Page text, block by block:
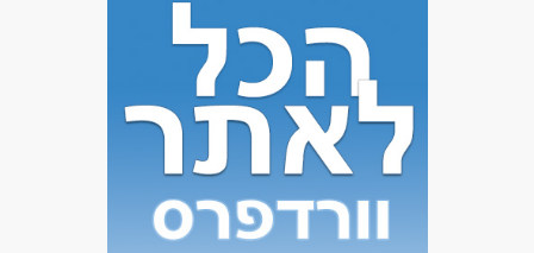
מדעי החברה - עבודה סוציאלית ורווחה
מאפייני משרה
לא נדרש ניסיון
עבודה בשעות גמישות
עבודה ללא ניסיון
עבודה ללא הכשרה
עבודה מיידית
משרה מלאה
סטודנטים אקדמאים ללא נסיון